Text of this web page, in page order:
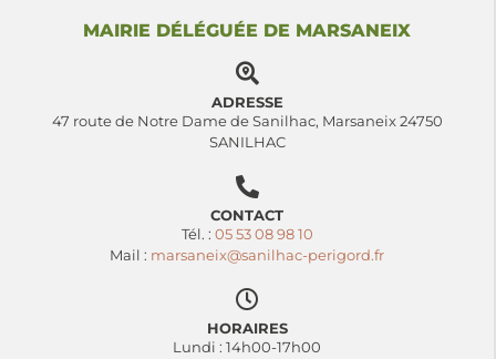
MAIRIE DÉLÉGUÉE DE MARSANEIX
ADRESSE
47 route de Notre Dame de Sanilhac, Marsaneix 24750
SANILHAC
CONTACT
Tél. : 05 53 08 98 10
Mail : marsaneix@sanilhac-perigord.fr
HORAIRES
Lundi : 14h00-17h00